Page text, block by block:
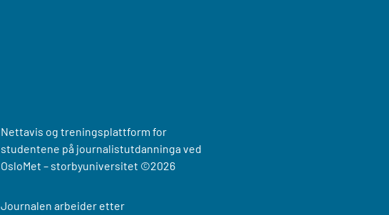
Nettavis og treningsplattform for
studentene på journalistutdanninga ved
OsloMet – storbyuniversitet ©2026
Journalen arbeider etter